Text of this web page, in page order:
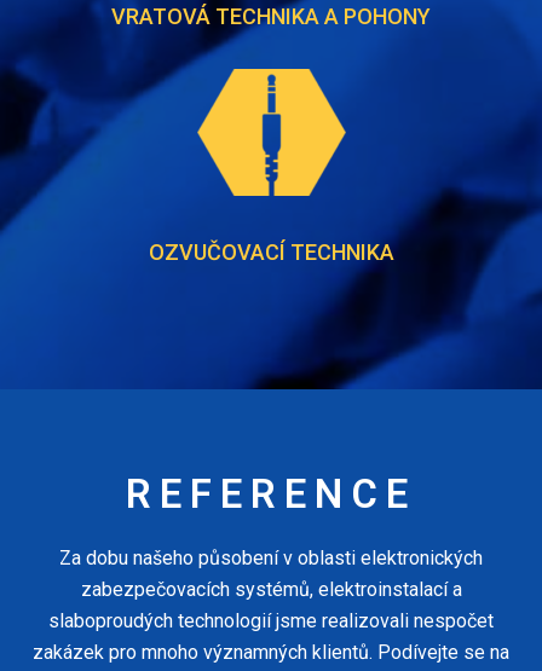
VRATOVÁ TECHNIKA A POHONY
OZVUČOVACÍ TECHNIKA
REFERENCE
Za dobu našeho působení v oblasti elektronických
zabezpečovacích systémů, elektroinstalací a
slaboproudých technologií jsme realizovali nespočet
zakázek pro mnoho významných klientů. Podívejte se na